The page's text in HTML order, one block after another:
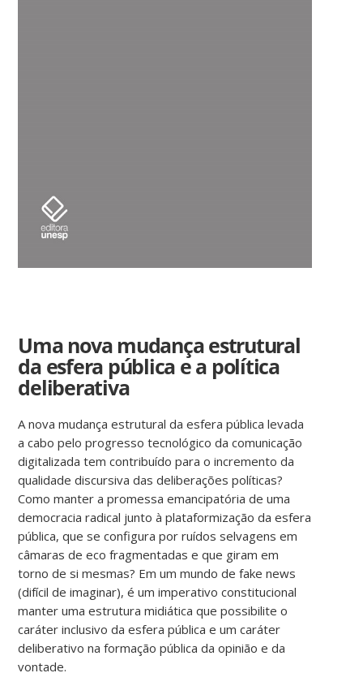
Uma nova mudança estrutural
da esfera pública e a política
deliberativa
A nova mudança estrutural da esfera pública levada
a cabo pelo progresso tecnológico da comunicação
digitalizada tem contribuído para o incremento da
qualidade discursiva das deliberações políticas?
Como manter a promessa emancipatória de uma
democracia radical junto à plataformização da esfera
pública, que se configura por ruídos selvagens em
câmaras de eco fragmentadas e que giram em
torno de si mesmas? Em um mundo de fake news
(difícil de imaginar), é um imperativo constitucional
manter uma estrutura midiática que possibilite o
caráter inclusivo da esfera pública e um caráter
deliberativo na formação pública da opinião e da
vontade.